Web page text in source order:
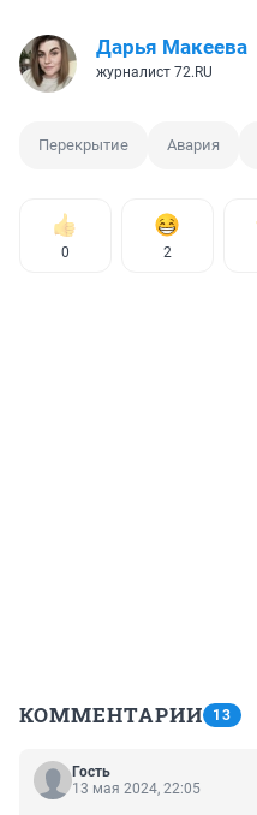
Дарья Макеева
журналист 72.RU
Перекрытие Авария
0 2
КОММЕНТАРИИ 13
Гость
13 мая 2024, 22:05